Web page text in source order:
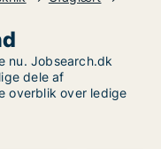
nu. Jobsearch.dk
dele af
overblik over ledige